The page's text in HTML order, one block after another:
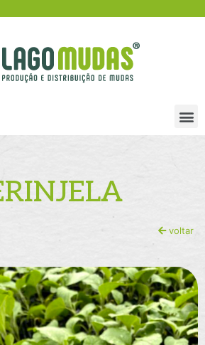
voltar